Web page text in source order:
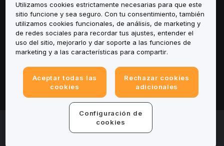
Servicios
Soporte
© 2025-2026 Bybit.eu. All rights reserved.
Utilizamos cookies estrictamente necesarias para que este
sitio funcione y sea seguro. Con tu consentimiento, también
utilizamos cookies funcionales, de análisis, de marketing y
de redes sociales para recordar tus ajustes, entender el
uso del sitio, mejorarlo y dar soporte a las funciones de
marketing y a las características para compartir.
Aceptar todas las
cookies
Rechazar cookies
adicionales
Configuración de
cookies